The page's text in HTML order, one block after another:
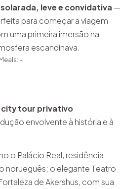
leve e convidativa —
para começar a viagem
uma primeira imersão na
escandinava.
–
city tour privativo
envolvente à história e à
o Palácio Real, residência
norueguês; o elegante Teatro
de Akershus, com sua